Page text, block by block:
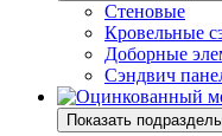
Стеновые
Кровельные
Доборные
Сэндвич
Показать